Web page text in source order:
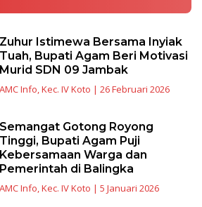
Zuhur Istimewa Bersama Inyiak
Tuah, Bupati Agam Beri Motivasi
Murid SDN 09 Jambak
AMC Info,Kec. IV Koto | 26 Februari 2026
Semangat Gotong Royong
Tinggi, Bupati Agam Puji
Kebersamaan Warga dan
Pemerintah di Balingka
AMC Info,Kec. IV Koto | 5 Januari 2026